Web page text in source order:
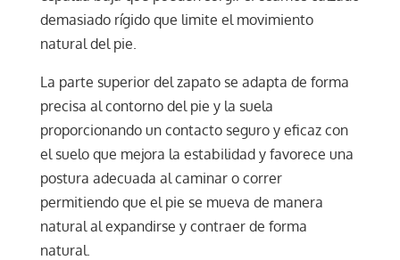
demasiado rígido que limite el movimiento
natural del pie.
La parte superior del zapato se adapta de forma
precisa al contorno del pie y la suela
proporcionando un contacto seguro y eficaz con
el suelo que mejora la estabilidad y favorece una
postura adecuada al caminar o correr
permitiendo que el pie se mueva de manera
natural al expandirse y contraer de forma
natural.